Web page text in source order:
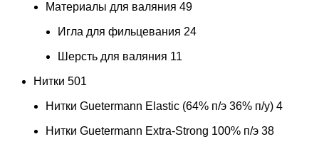
Материалы для валяния 49
Игла для фильцевания 24
Шерсть для валяния 11
Нитки 501
Нитки Guetermann Elastic (64% п/э 36% п/у) 4
Нитки Guetermann Extra-Strong 100% п/э 38